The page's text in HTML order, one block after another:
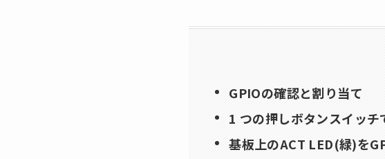
GPIOの確認と割り当て
1 つの押しボタンスイッ
基板上のACT LED(緑)を